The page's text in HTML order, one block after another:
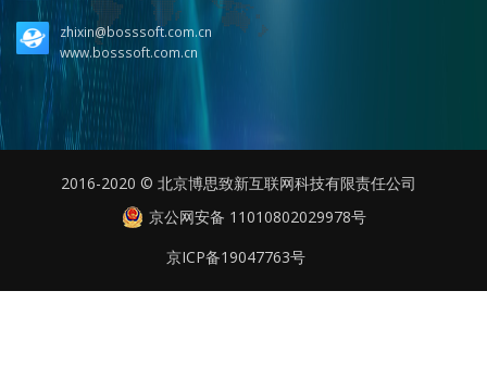
zhixin@bosssoft.com.cn
www.bosssoft.com.cn
2016-2020 © 北京博思致新互联网科技有限责任公司
京公网安备 11010802029978号
京ICP备19047763号